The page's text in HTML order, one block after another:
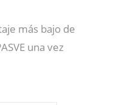
más bajo de
una vez